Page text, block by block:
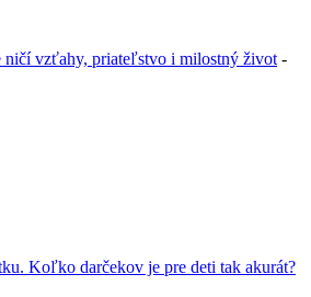
ničí vzťahy, priateľstvo i milostný život -
Koľko darčekov je pre deti tak akurát?